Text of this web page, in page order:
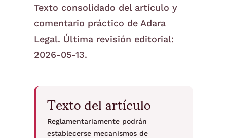
Texto consolidado del artículo y
comentario práctico de Adara
Legal. Última revisión editorial:
2026-05-13.
Texto del artículo
Reglamentariamente podrán
establecerse mecanismos de